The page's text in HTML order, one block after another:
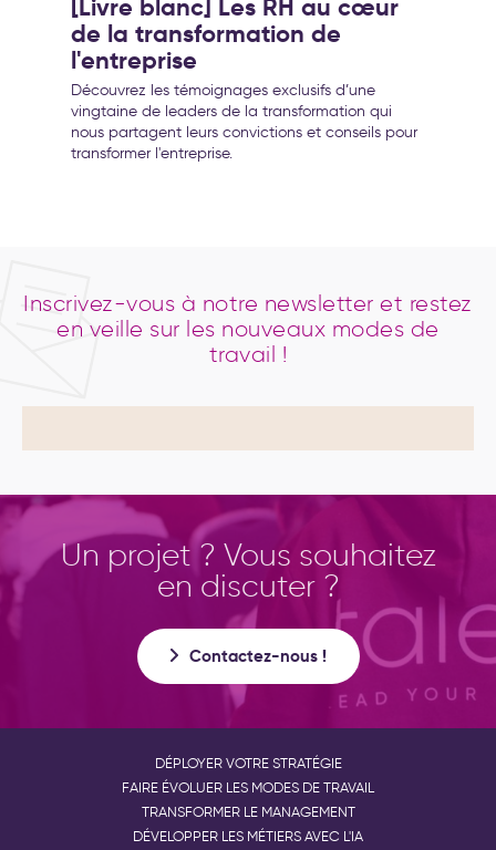
[Livre blanc] Les RH au cœur
de la transformation de
l'entreprise
Découvrez les témoignages exclusifs d’une
vingtaine de leaders de la transformation qui
nous partagent leurs convictions et conseils pour
transformer l'entreprise.
Inscrivez-vous à notre newsletter et restez
en veille sur les nouveaux modes de
travail !
Un projet ? Vous souhaitez
en discuter ?
Contactez-nous !
DÉPLOYER VOTRE STRATÉGIE
FAIRE ÉVOLUER LES MODES DE TRAVAIL
TRANSFORMER LE MANAGEMENT
DÉVELOPPER LES MÉTIERS AVEC L'IA